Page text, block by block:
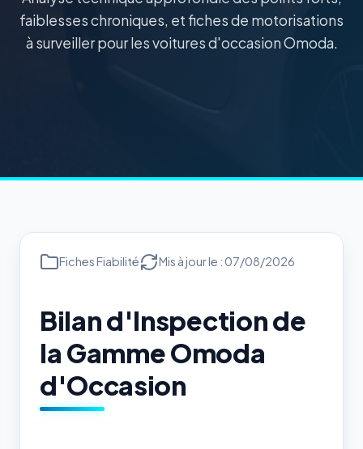
faiblesses chroniques, et fiches de motorisations
à surveiller pour les voitures d'occasion Omoda.
Fiches Fiabilité Mis à jour le : 07/08/2026
Bilan d'Inspection de
la Gamme Omoda
d'Occasion